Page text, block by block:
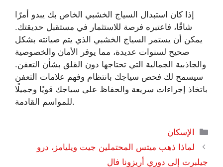
إذا كان استبدال السياج الخشبي الخاص بك يبدو أمرًا
شاقًا، فاعتبره فرصة للاستثمار في مستقبل حديقتك.
يمكن أن يستمر السياج الخشبي الذي يتم صيانته بشكل
صحيح لسنوات عديدة، مما يوفر الأمان والخصوصية
والجاذبية الجمالية التي تحتاجها دون القلق بشأن التعفن.
سيسمح لك فحص سياجك بانتظام وفهم علامات التعفن
باتخاذ إجراءات سريعة والحفاظ على سياجك قويًا وجميلًا
للمواسم القادمة.
التصنيفات
الإسكان
لماذا ذهب ميتس المحتملين جيت ويليامز، درو
جيلبرت إلى دوري أريزونا فال